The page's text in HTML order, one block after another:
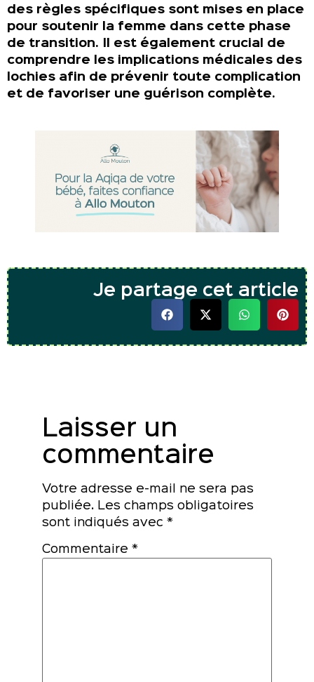
des règles spécifiques sont mises en place
pour soutenir la femme dans cette phase
de transition. Il est également crucial de
comprendre les implications médicales des
lochies afin de prévenir toute complication
et de favoriser une guérison complète.
Je partage cet article
Laisser un
commentaire
Votre adresse e-mail ne sera pas
publiée. Les champs obligatoires
sont indiqués avec *
Commentaire *